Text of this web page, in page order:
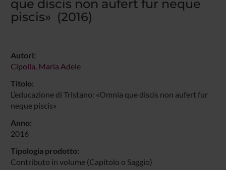
que discis non aufert fur neque
piscis» (2016)
Autori:
Cipolla, Maria Adele
Titolo:
L’educazione di Tristano: «Omnia que discis non aufert fur
neque piscis»
Anno:
2016
Tipologia prodotto:
Contributo in volume (Capitolo o Saggio)